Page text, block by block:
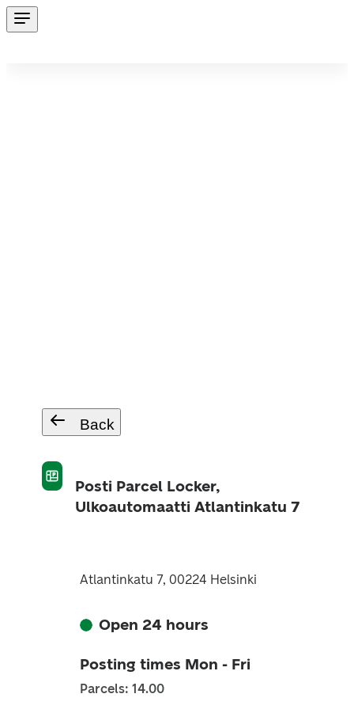
Back
Posti Parcel Locker,
Ulkoautomaatti Atlantinkatu 7
Atlantinkatu 7, 00224 Helsinki
Open 24 hours
Posting times Mon - Fri
Parcels: 14.00